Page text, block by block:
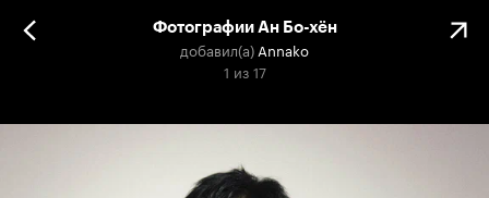
Фотографии Ан Бо-хён
добавил(а) Annako
1 из 17